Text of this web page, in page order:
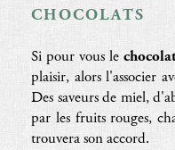
CHOCOLATS
Si pour vous le chocolat
plaisir, alors l'associer
Des saveurs de miel,
par les fruits rouges,
trouvera son accord.